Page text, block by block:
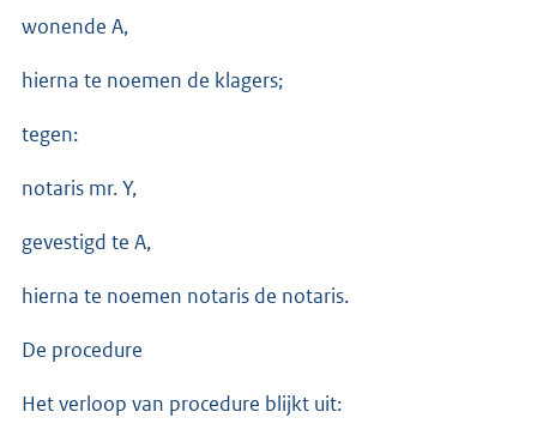
wonende A,
hierna te noemen de klagers;
tegen:
notaris mr. Y,
gevestigd te A,
hierna te noemen notaris de notaris.
De procedure
Het verloop van procedure blijkt uit: